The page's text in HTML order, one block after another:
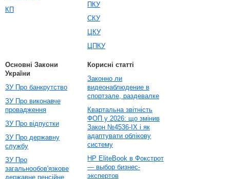
КП
ПКУ
СКУ
ЦКУ
ЦПКУ
Основні Закони
України
ЗУ Про банкрутство
ЗУ Про виконавче
провадження
ЗУ Про відпустки
ЗУ Про державну
службу
ЗУ Про
загальнообов'язкове
державне пенсійне
Корисні статті
Законно ли
видеонаблюдение в
спортзале, раздевалке
Квартальна звітність
ФОП у 2026: що змінив
Закон №4536-IX і як
адаптувати облікову
систему
HP EliteBook в Фокстрот
— выбор бизнес-
экспертов